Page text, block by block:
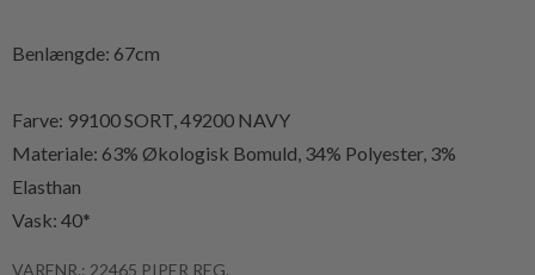
Benlængde: 67cm
Farve: 99100 SORT, 49200 NAVY
Materiale: 63% Økologisk Bomuld, 34% Polyester, 3%
Elasthan
Vask: 40*
VARENR.: 22465 PIPER REG.